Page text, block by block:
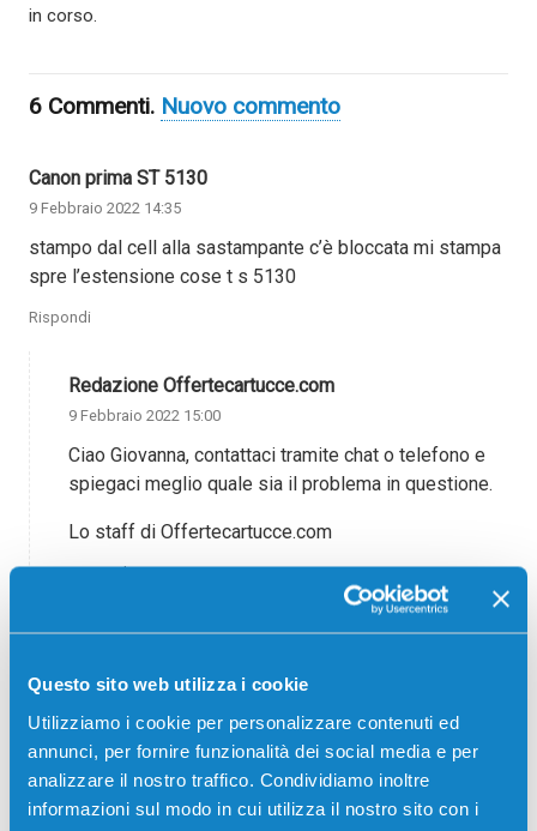
Questo sito web utilizza i cookie
Utilizziamo i cookie per personalizzare contenuti ed
annunci, per fornire funzionalità dei social media e per
analizzare il nostro traffico. Condividiamo inoltre
informazioni sul modo in cui utilizza il nostro sito con i
in corso.
6 Commenti. Nuovo commento
Canon prima ST 5130
9 Febbraio 2022 14:35
stampo dal cell alla sastampante c’è bloccata mi stampa
spre l’estensione cose t s 5130
Rispondi
Redazione Offertecartucce.com
9 Febbraio 2022 15:00
Ciao Giovanna, contattaci tramite chat o telefono e
spiegaci meglio quale sia il problema in questione.
Lo staff di Offertecartucce.com
Rispondi
Salvatore
Salve, la mia stampante inizia sempre a
stampare da sola cosa può essere il problema?
Rispondi